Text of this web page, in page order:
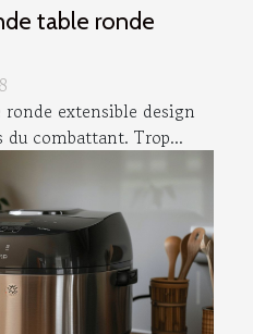
table ronde
extensible design
du combattant. Trop...